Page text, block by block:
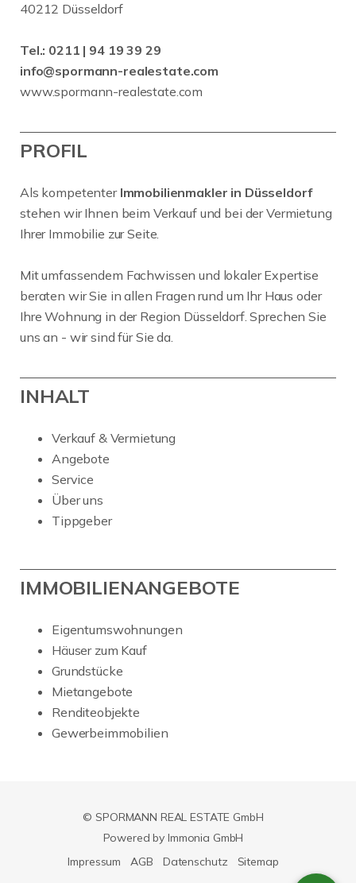
40212 Düsseldorf
Tel.: 0211 | 94 19 39 29
info@spormann-realestate.com
www.spormann-realestate.com
PROFIL
Als kompetenter Immobilienmakler in Düsseldorf
stehen wir Ihnen beim Verkauf und bei der Vermietung
Ihrer Immobilie zur Seite.
Mit umfassendem Fachwissen und lokaler Expertise
beraten wir Sie in allen Fragen rund um Ihr Haus oder
Ihre Wohnung in der Region Düsseldorf. Sprechen Sie
uns an - wir sind für Sie da.
INHALT
Verkauf & Vermietung
Angebote
Service
Über uns
Tippgeber
IMMOBILIENANGEBOTE
Eigentumswohnungen
Häuser zum Kauf
Grundstücke
Mietangebote
Renditeobjekte
Gewerbeimmobilien
© SPORMANN REAL ESTATE GmbH
Powered by Immonia GmbH
Impressum
AGB Datenschutz Sitemap